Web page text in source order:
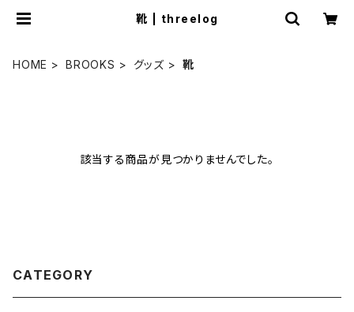
靴 | threelog
HOME BROOKS グッズ 靴
該当する商品が見つかりませんでした。
CATEGORY